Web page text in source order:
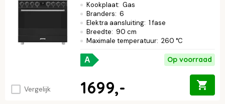
Vergelijk
Kookplaat: Gas
Branders: 6
Elektra aansluiting: 1 fase
Breedte: 90 cm
Maximale temperatuur: 260 °C
A Op voorraad
1699,-